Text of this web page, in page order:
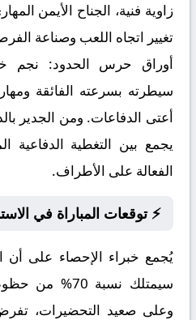
زاوية فنية، الجناح الأيمن
تغيير اتجاه اللعب وصناعة
أوراق حرس الحدود: نجم
سيطرته بسرعته الفائقة
أعتى الدفاعات. ومن الجدير
يجمع بين التغطية الدفاعية
الفعالة على الأطراف.
⚡ توقعات المباراة في
يُجمع خبراء الإحصاء على أن
سيمتلك نسبة
وعلى صعيد التحضيرات،